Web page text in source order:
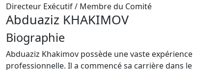
Directeur Exécutif / Membre du Comité
Abduaziz KHAKIMOV
Biographie
Abduaziz Khakimov possède une vaste expérience
professionnelle. Il a commencé sa carrière dans le